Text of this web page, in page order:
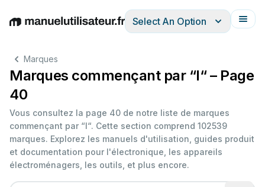
EnglishDeutschEspañolItalianoFrançais
Select An Option
Marques
Marques commençant par “I“ – Page
40
Vous consultez la page 40 de notre liste de marques
commençant par “I“. Cette section comprend 102539
marques. Explorez les manuels d'utilisation, guides produit
et documentation pour l'électronique, les appareils
électroménagers, les outils, et plus encore.